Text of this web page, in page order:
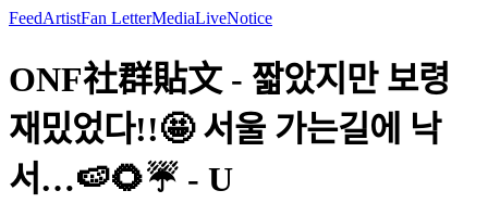
FeedArtistFan LetterMediaLiveNotice
ONF社群貼文 - 짧았지만 보령
재밌었다!!🤩 서울 가는길에 낙
서…🍉🌻☔️ - U